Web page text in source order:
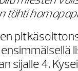
tähti
sijalle 4.